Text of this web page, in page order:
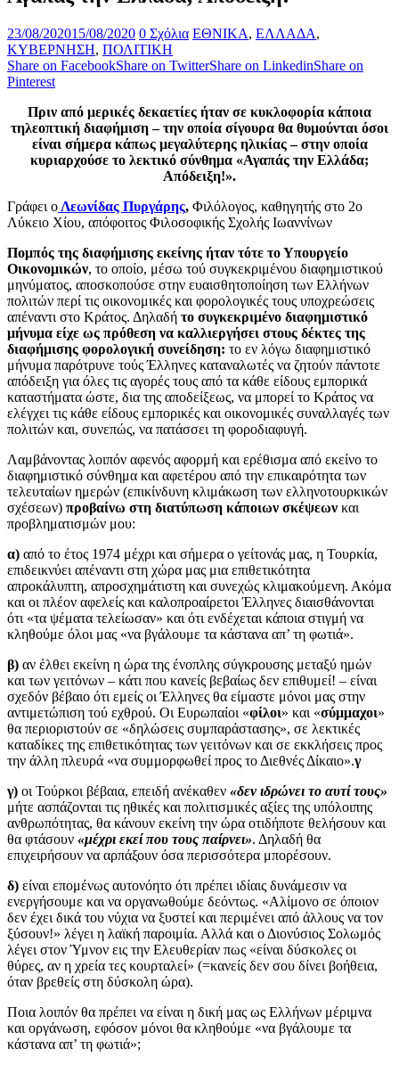
23/08/202015/08/2020 0 Σχόλια ΕΘΝΙΚΑ, ΕΛΛΑΔΑ,
ΚΥΒΕΡΝΗΣΗ, ΠΟΛΙΤΙΚΗ
Share on FacebookShare on TwitterShare on LinkedinShare on
Pinterest
Πριν από μερικές δεκαετίες ήταν σε κυκλοφορία κάποια
τηλεοπτική διαφήμιση – την οποία σίγουρα θα θυμούνται όσοι
είναι σήμερα κάπως μεγαλύτερης ηλικίας – στην οποία
κυριαρχούσε το λεκτικό σύνθημα «Αγαπάς την Ελλάδα;
Απόδειξη!».
Γράφει ο Λεωνίδας Πυργάρης, Φιλόλογος, καθηγητής στο 2ο
Λύκειο Χίου, απόφοιτος Φιλοσοφικής Σχολής Ιωαννίνων
Πομπός της διαφήμισης εκείνης ήταν τότε το Υπουργείο
Οικονομικών, το οποίο, μέσω τού συγκεκριμένου διαφημιστικού
μηνύματος, αποσκοπούσε στην ευαισθητοποίηση των Ελλήνων
πολιτών περί τις οικονομικές και φορολογικές τους υποχρεώσεις
απέναντι στο Κράτος. Δηλαδή το συγκεκριμένο διαφημιστικό
μήνυμα είχε ως πρόθεση να καλλιεργήσει στους δέκτες της
διαφήμισης φορολογική συνείδηση: το εν λόγω διαφημιστικό
μήνυμα παρότρυνε τούς Έλληνες καταναλωτές να ζητούν πάντοτε
απόδειξη για όλες τις αγορές τους από τα κάθε είδους εμπορικά
καταστήματα ώστε, δια της αποδείξεως, να μπορεί το Κράτος να
ελέγχει τις κάθε είδους εμπορικές και οικονομικές συναλλαγές των
πολιτών και, συνεπώς, να πατάσσει τη φοροδιαφυγή.
Λαμβάνοντας λοιπόν αφενός αφορμή και ερέθισμα από εκείνο το
διαφημιστικό σύνθημα και αφετέρου από την επικαιρότητα των
τελευταίων ημερών (επικίνδυνη κλιμάκωση των ελληνοτουρκικών
σχέσεων) προβαίνω στη διατύπωση κάποιων σκέψεων και
προβληματισμών μου:
α) από το έτος 1974 μέχρι και σήμερα ο γείτονάς μας, η Τουρκία,
επιδεικνύει απέναντι στη χώρα μας μια επιθετικότητα
απροκάλυπτη, απροσχημάτιστη και συνεχώς κλιμακούμενη. Ακόμα
και οι πλέον αφελείς και καλοπροαίρετοι Έλληνες διαισθάνονται
ότι «τα ψέματα τελείωσαν» και ότι ενδέχεται κάποια στιγμή να
κληθούμε όλοι μας «να βγάλουμε τα κάστανα απ’ τη φωτιά».
β) αν έλθει εκείνη η ώρα της ένοπλης σύγκρουσης μεταξύ ημών
και των γειτόνων – κάτι που κανείς βεβαίως δεν επιθυμεί! – είναι
σχεδόν βέβαιο ότι εμείς οι Έλληνες θα είμαστε μόνοι μας στην
αντιμετώπιση τού εχθρού. Οι Ευρωπαίοι «φίλοι» και «σύμμαχοι»
θα περιοριστούν σε «δηλώσεις συμπαράστασης», σε λεκτικές
καταδίκες της επιθετικότητας των γειτόνων και σε εκκλήσεις προς
την άλλη πλευρά «να συμμορφωθεί προς το Διεθνές Δίκαιο».γ
γ) οι Τούρκοι βέβαια, επειδή ανέκαθεν «δεν ιδρώνει το αυτί τους»
μήτε ασπάζονται τις ηθικές και πολιτισμικές αξίες της υπόλοιπης
ανθρωπότητας, θα κάνουν εκείνη την ώρα οτιδήποτε θελήσουν και
θα φτάσουν «μέχρι εκεί που τους παίρνει». Δηλαδή θα
επιχειρήσουν να αρπάξουν όσα περισσότερα μπορέσουν.
δ) είναι επομένως αυτονόητο ότι πρέπει ιδίαις δυνάμεσιν να
ενεργήσουμε και να οργανωθούμε δεόντως. «Αλίμονο σε όποιον
δεν έχει δικά του νύχια να ξυστεί και περιμένει από άλλους να τον
ξύσουν!» λέγει η λαϊκή παροιμία. Αλλά και ο Διονύσιος Σολωμός
λέγει στον Ύμνον εις την Ελευθερίαν πως «είναι δύσκολες οι
θύρες, αν η χρεία τες κουρταλεί» (=κανείς δεν σου δίνει βοήθεια,
όταν βρεθείς στη δύσκολη ώρα).
Ποια λοιπόν θα πρέπει να είναι η δική μας ως Ελλήνων μέριμνα
και οργάνωση, εφόσον μόνοι θα κληθούμε «να βγάλουμε τα
κάστανα απ’ τη φωτιά»;